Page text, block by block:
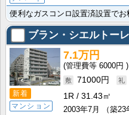
ブラン・シエルトーレ
新着
マンション
7.1万円
6000円
71000円
1R
31.43㎡
2003年7月
（築23